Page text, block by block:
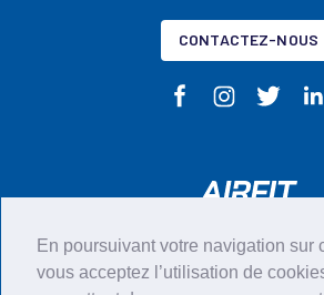
En poursuivant votre navigation sur
vous acceptez l’utilisation de
CONTACTEZ-NOUS
CGU